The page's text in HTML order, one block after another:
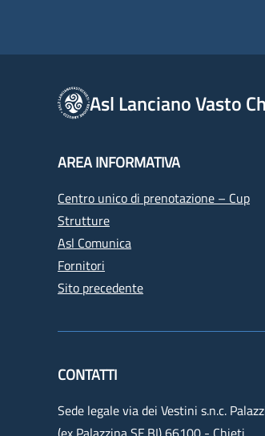
Asl Lanciano Vasto
AREA INFORMATIVA
Centro unico di prenotazione – Cup
Strutture
Asl Comunica
Fornitori
Sito precedente
CONTATTI
Sede legale via dei Vestini s.n.c.